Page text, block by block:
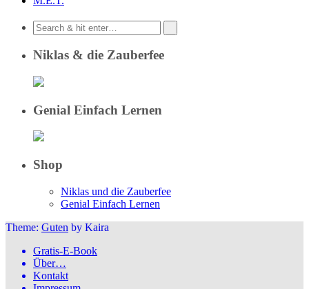
Niklas & die Zauberfee
Genial Einfach Lernen
Shop
Niklas und die Zauberfee
Genial Einfach Lernen
Theme: Guten by Kaira
Gratis-E-Book
Über…
Kontakt